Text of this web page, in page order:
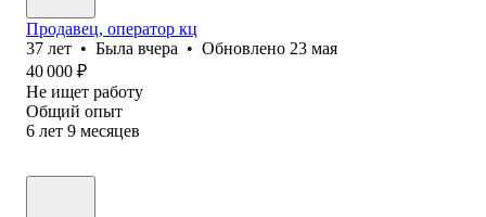
Продавец, оператор кц
37 лет • Была вчера • Обновлено 23 мая
40 000 ₽
Не ищет работу
Общий опыт
6 лет 9 месяцев